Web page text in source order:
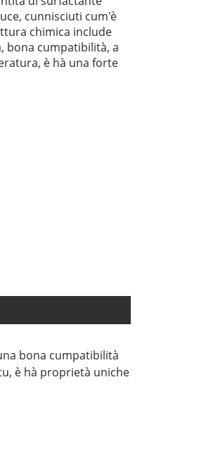
cunnisciuti cum'è
chimica include
bona cumpatibilità, a
è hà una forte
bona cumpatibilità
è hà proprietà uniche